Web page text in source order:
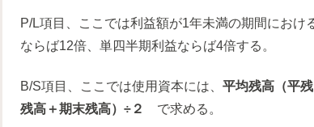
P/L項目、ここでは利益額が1年未満の期間にお
ならば12倍、単四半期利益ならば4倍する。
B/S項目、ここでは使用資本には、 平均残高（平残
残高＋期末残高）÷２
で求める。